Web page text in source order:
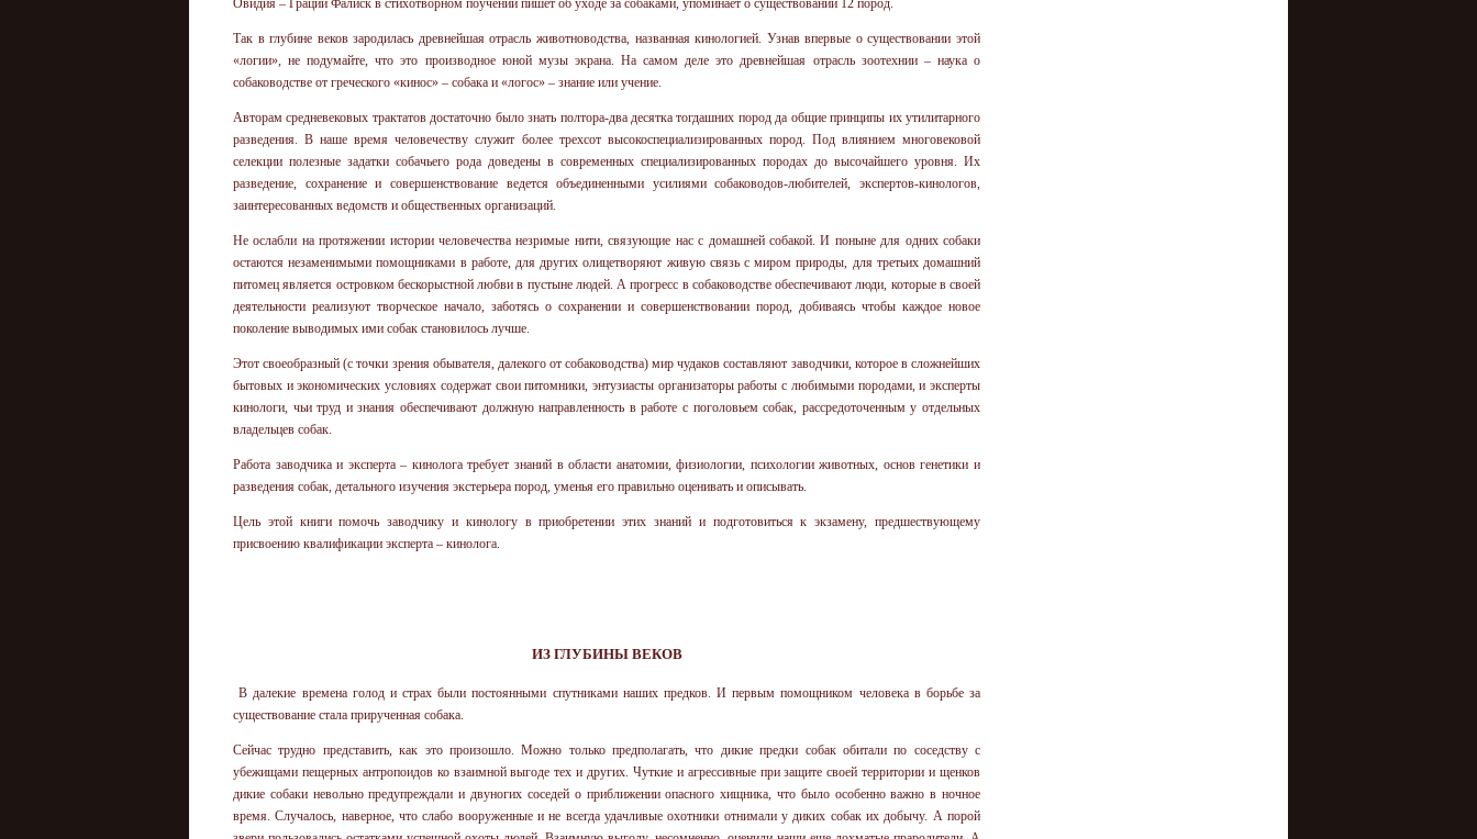
Так в глубине веков зародилась древнейшая отрасль животноводства, названная кинологией. Узнав впервые о существовании этой
«логии», не подумайте, что это производное юной музы экрана. На самом деле это древнейшая отрасль зоотехнии – наука о
собаководстве от греческого «кинос» – собака и «логос» – знание или учение.
Авторам средневековых трактатов достаточно было знать полтора-два десятка тогдашних пород да общие принципы их утилитарного
разведения. В наше время человечеству служит более трехсот высокоспециализированных пород. Под влиянием многовековой
селекции полезные задатки собачьего рода доведены в современных специализированных породах до высочайшего уровня. Их
разведение, сохранение и совершенствование ведется объединенными усилиями собаководов-любителей, экспертов-кинологов,
заинтересованных ведомств и общественных организаций.
Не ослабли на протяжении истории человечества незримые нити, связующие нас с домашней собакой. И поныне для одних собаки
остаются незаменимыми помощниками в работе, для других олицетворяют живую связь с миром природы, для третьих домашний
питомец является островком бескорыстной любви в пустыне людей. А прогресс в собаководстве обеспечивают люди, которые в своей
деятельности реализуют творческое начало, заботясь о сохранении и совершенствовании пород, добиваясь чтобы каждое новое
поколение выводимых ими собак становилось лучше.
Этот своеобразный (с точки зрения обывателя, далекого от собаководства) мир чудаков составляют заводчики, которое в сложнейших
бытовых и экономических условиях содержат свои питомники, энтузиасты организаторы работы с любимыми породами, и эксперты
кинологи, чьи труд и знания обеспечивают должную направленность в работе с поголовьем собак, рассредоточенным у отдельных
владельцев собак.
Работа заводчика и эксперта – кинолога требует знаний в области анатомии, физиологии, психологии животных, основ генетики и
разведения собак, детального изучения экстерьера пород, уменья его правильно оценивать и описывать.
Цель этой книги помочь заводчику и кинологу в приобретении этих знаний и подготовиться к экзамену, предшествующему
присвоению квалификации эксперта – кинолога.
ИЗ ГЛУБИНЫ ВЕКОВ
В далекие времена голод и страх были постоянными спутниками наших предков. И первым помощником человека в борьбе за
существование стала прирученная собака.
Сейчас трудно представить, как это произошло. Можно только предполагать, что дикие предки собак обитали по соседству с
убежищами пещерных антропоидов ко взаимной выгоде тех и других. Чуткие и агрессивные при защите своей территории и щенков
дикие собаки невольно предупреждали и двуногих соседей о приближении опасного хищника, что было особенно важно в ночное
время. Случалось, наверное, что слабо вооруженные и не всегда удачливые охотники отнимали у диких собак их добычу. А порой